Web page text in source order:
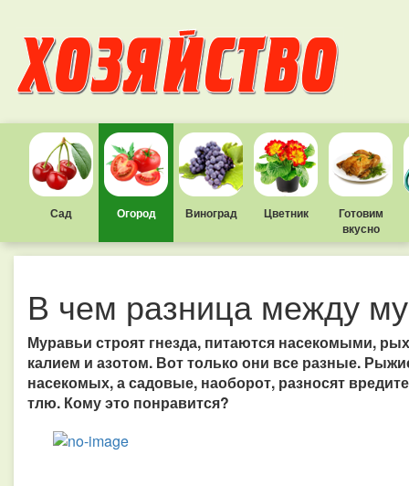
Сад Огород Виноград Цветник
Готовим
вкусно
В чем разница между
Муравьи строят гнезда, питаются насекомыми,
калием и азотом. Вот только они все разные.
насекомых, а садовые, наоборот, разносят
тлю. Кому это понравится?